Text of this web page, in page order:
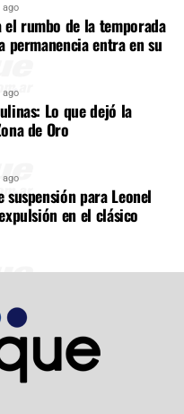
ago
el rumbo de la temporada
permanencia entra en su
ago
Lo que dejó la
de Oro
ago
para Leonel
en el clásico